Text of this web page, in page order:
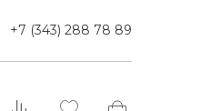
+7 (343) 288 78 89